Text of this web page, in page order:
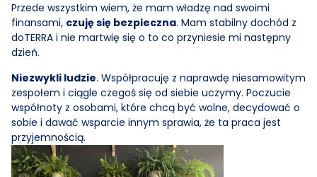
Przede wszystkim wiem, że mam władzę nad swoimi
finansami, czuję się bezpieczna. Mam stabilny dochód z
doTERRA i nie martwię się o to co przyniesie mi następny
dzień.
Niezwykli ludzie. Współpracuję z naprawdę niesamowitym
zespołem i ciągle czegoś się od siebie uczymy. Poczucie
współnoty z osobami, które chcą być wolne, decydować o
sobie i dawać wsparcie innym sprawia, że ta praca jest
przyjemnością.